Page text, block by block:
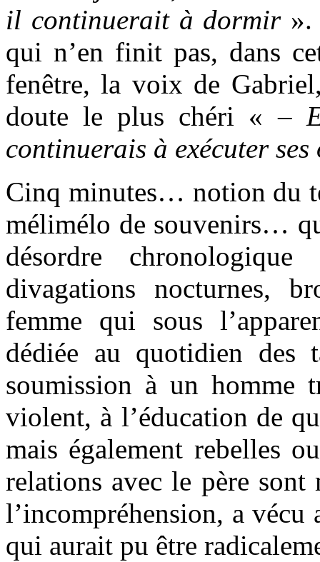
il continuerait à dormir».
qui n’en finit pas, dans
fenêtre, la voix de
doute le plus chéri « –
continuerais à exécuter ses
Cinq minutes… notion du
mélimélo de souvenirs…
désordre
divagations nocturnes,
femme qui sous
dédiée au quotidien des
soumission à un homme
violent, à l’éducation de
mais également rebelles
relations avec le père sont
l’incompréhension, a vécu
qui aurait pu être